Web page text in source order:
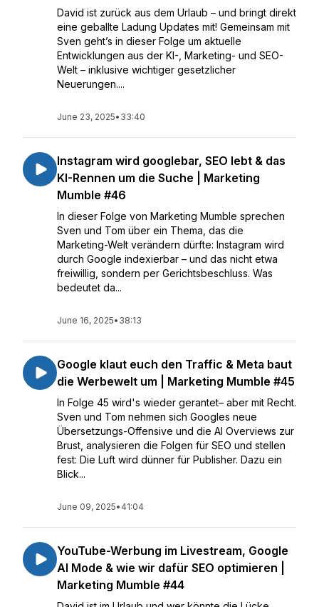
David ist zurück aus dem Urlaub – und bringt direkt
eine geballte Ladung Updates mit! Gemeinsam mit
Sven geht’s in dieser Folge um aktuelle
Entwicklungen aus der KI-, Marketing- und SEO-
Welt – inklusive wichtiger gesetzlicher
Neuerungen....
June 23, 2025• 33:40
Instagram wird googlebar, SEO lebt & das
KI-Rennen um die Suche | Marketing
Mumble #46
In dieser Folge von Marketing Mumble sprechen
Sven und Tom über ein Thema, das die
Marketing-Welt verändern dürfte: Instagram wird
durch Google indexierbar – und das nicht etwa
freiwillig, sondern per Gerichtsbeschluss. Was
bedeutet da...
June 16, 2025• 38:13
Google klaut euch den Traffic & Meta baut
die Werbewelt um | Marketing Mumble #45
In Folge 45 wird's wieder gerantet– aber mit Recht.
Sven und Tom nehmen sich Googles neue
Übersetzungs-Offensive und die AI Overviews zur
Brust, analysieren die Folgen für SEO und stellen
fest: Die Luft wird dünner für Publisher. Dazu ein
Blick...
June 09, 2025• 41:04
YouTube-Werbung im Livestream, Google
AI Mode & wie wir dafür SEO optimieren |
Marketing Mumble #44